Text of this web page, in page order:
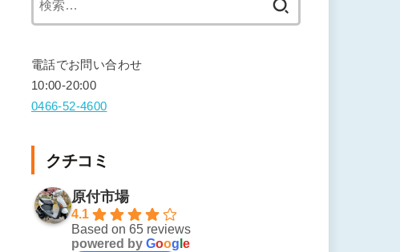
電話でお問い合わせ
10:00-20:00
0466-52-4600
クチコミ
原付市場
4.1
Based on 65 reviews
powered by Goog e